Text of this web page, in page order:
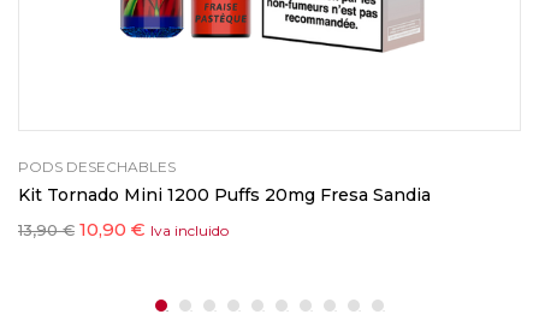
PODS DESECHABLES
Kit Tornado Mini 1200 Puffs 20mg Fresa Sandia
13,90€ 10,90 € Iva incluido